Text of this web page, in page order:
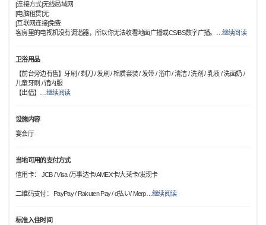
[连接方式]无线局域网
[电脑租赁]无
[互联网连接]免费
客房里的电视机没有调谐器，所以你无法收看地面广播或CS/BS数字广播。
继续阅读
卫浴用品
【前台旁边有售】牙刷 / 剃刀 / 发刷 / 棉质套装 / 发带 / 浴巾 / 清洁 / 洗剂 / 乳液 / 洗面奶 /
儿童牙刷 / 馆内服
【出借】
继续阅读
设施内容
宴会厅
当地可用的支付方式
信用卡： JCB / Visa /万事达卡/AMEX卡/大莱卡/发现卡
二维码支付： PayPay / Rakuten Pay / d払い/ Merp…继续阅读
标准入住时间